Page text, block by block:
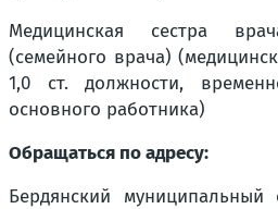
Медицинская сестра
(семейного врача)
1,0 ст. должности,
основного работника)
Обращаться по адресу:
Бердянский муниципальный